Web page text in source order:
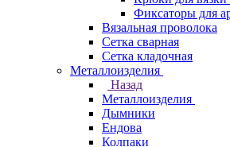
Фиксаторы для
Вязальная проволока
Сетка сварная
Сетка кладочная
Металлоизделия
Назад
Металлоизделия
Дымники
Ендова
Колпаки